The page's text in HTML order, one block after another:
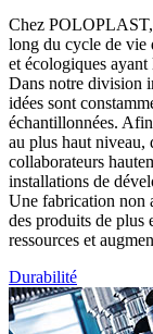
Chez POLOPLAST,
long du cycle de vie
et écologiques
Dans notre division
idées sont
échantillonnées.
au plus haut niveau,
collaborateurs
installations de
Une fabrication non
des produits de plus
ressources et
Durabilité